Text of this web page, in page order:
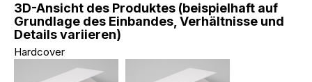
3D-Ansicht des Produktes (beispielhaft auf
Grundlage des Einbandes, Verhältnisse und
Details variieren)
Hardcover